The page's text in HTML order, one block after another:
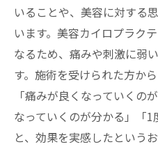
いることや、美容に対する
います。美容カイロプラク
なるため、痛みや刺激に弱
す。施術を受けられた方か
「痛みが良くなっていくの
なっていくのが分かる」「1
と、効果を実感したという